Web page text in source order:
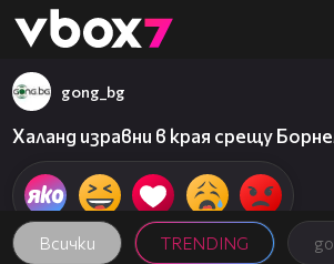
👾
Всички TRENDING
gong_bg
Халанд изравни в края срещу
05:18